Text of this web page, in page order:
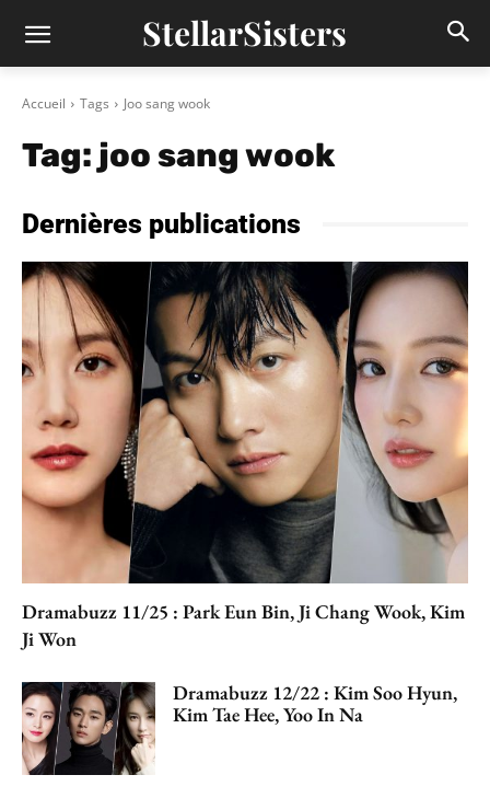
StellarSisters
Accueil Tags Joo sang wook
Tag: joo sang wook
Dernières publications
Dramabuzz 11/25 : Park Eun Bin, Ji Chang Wook, Kim
Ji Won
Dramabuzz 12/22 : Kim Soo Hyun,
Kim Tae Hee, Yoo In Na